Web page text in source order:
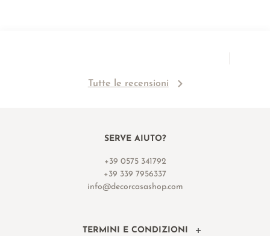
Tutte le recensioni
SERVE AIUTO?
+39 0575 341792
+39 339 7956337
info@decorcasashop.com
TERMINI E CONDIZIONI